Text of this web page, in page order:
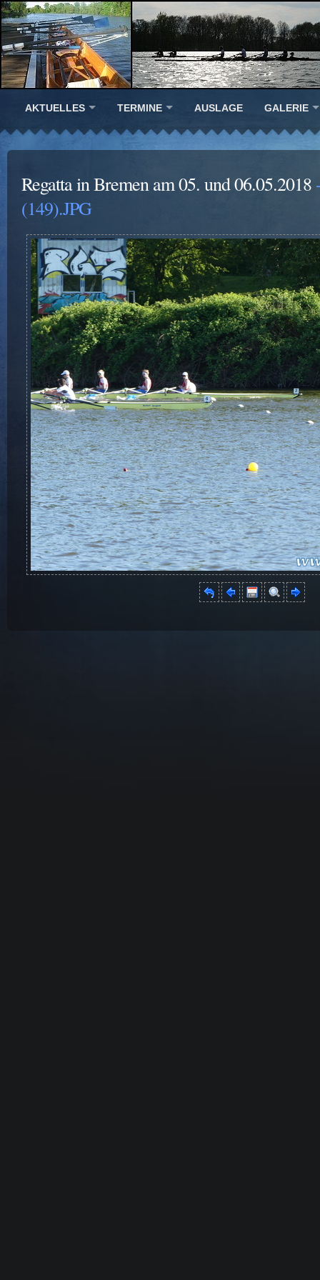
AKTUELLES TERMINE AUSLAGE GALERIE
Regatta in Bremen am 05. und 06.05.2018
(149).JPG